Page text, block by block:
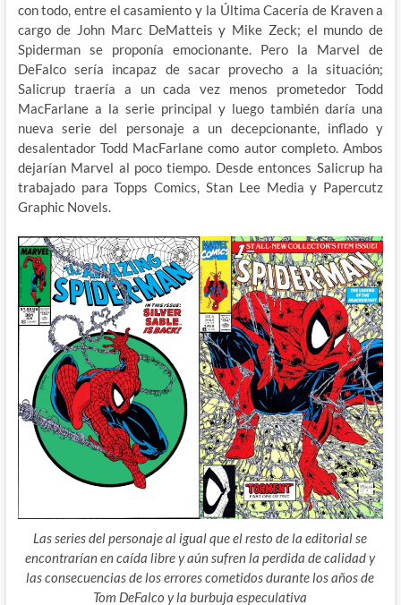
con todo, entre el casamiento y la Última Cacería de Kraven a
cargo de John Marc DeMatteis y Mike Zeck; el mundo de
Spiderman se proponía emocionante. Pero la Marvel de
DeFalco sería incapaz de sacar provecho a la situación;
Salicrup traería a un cada vez menos prometedor Todd
MacFarlane a la serie principal y luego también daría una
nueva serie del personaje a un decepcionante, inflado y
desalentador Todd MacFarlane como autor completo. Ambos
dejarían Marvel al poco tiempo. Desde entonces Salicrup ha
trabajado para Topps Comics, Stan Lee Media y Papercutz
Graphic Novels.
Las series del personaje al igual que el resto de la editorial se
encontrarían en caída libre y aún sufren la perdida de calidad y
las consecuencias de los errores cometidos durante los años de
Tom DeFalco y la burbuja especulativa